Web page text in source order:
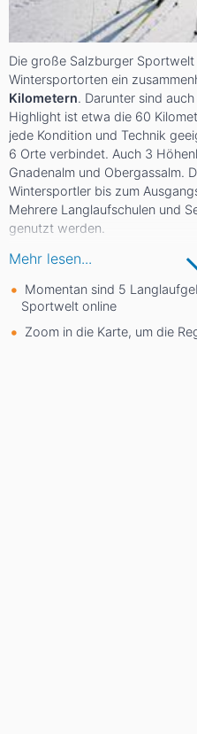
Mehr lesen...
Die große Salzburger
Wintersportorten ein
Kilometern. Darunter sind
Highlight ist etwa die 60
jede Kondition und Technik
6 Orte verbindet. Auch 3
Gnadenalm und Obergassalm.
Wintersportler bis zum
Mehrere Langlaufschulen und
genutzt werden.
Momentan sind 5
Sportwelt online
Zoom in die Karte, um die